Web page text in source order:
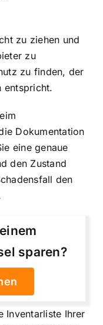
zu ziehen und
zu
zu finden, der
entspricht.
Dokumentation
eine genaue
den Zustand
den
sparen?
Inventarliste Ihrer